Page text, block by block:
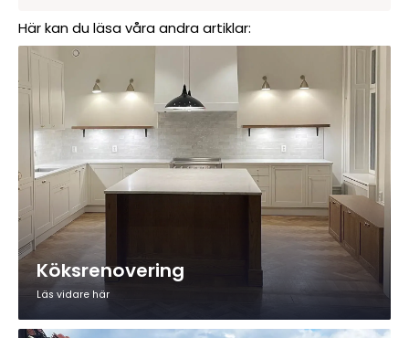
Här kan du läsa våra andra artiklar:
Köksrenovering
Läs vidare här